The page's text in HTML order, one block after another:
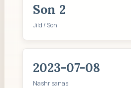
Son 2
Jild / Son
2023-07-08
Nashr sanasi